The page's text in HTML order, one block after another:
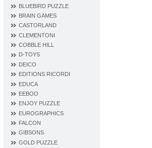
BLUEBIRD PUZZLE
BRAIN GAMES
CASTORLAND
CLEMENTONI
COBBLE HILL
D‐TOYS
DEICO
EDITIONS RICORDI
EDUCA
EEBOO
ENJOY PUZZLE
EUROGRAPHICS
FALCON
GIBSONS
GOLD PUZZLE